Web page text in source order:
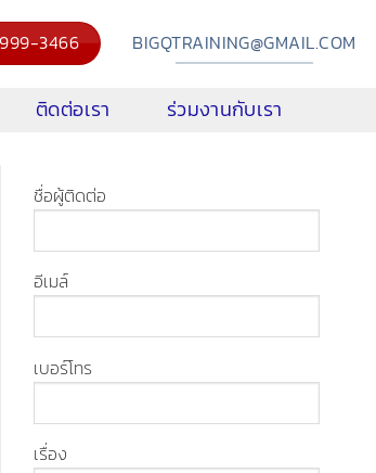
3466 BIGQTRAINING@GMAIL.COM
ติดต่อเรา ร่วมงานกับเรา
ชื่อผู้ติดต่อ
อีเมล์
เบอร์โทร
เรื่อง